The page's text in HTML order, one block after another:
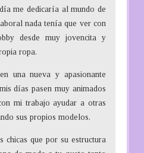
me dedicaría al mundo de
nada tenía que ver con
desde muy jovencita y
ropa.
una nueva y apasionante
días pasen muy animados
mi trabajo ayudar a otras
sus propios modelos.
chicas que por su estructura